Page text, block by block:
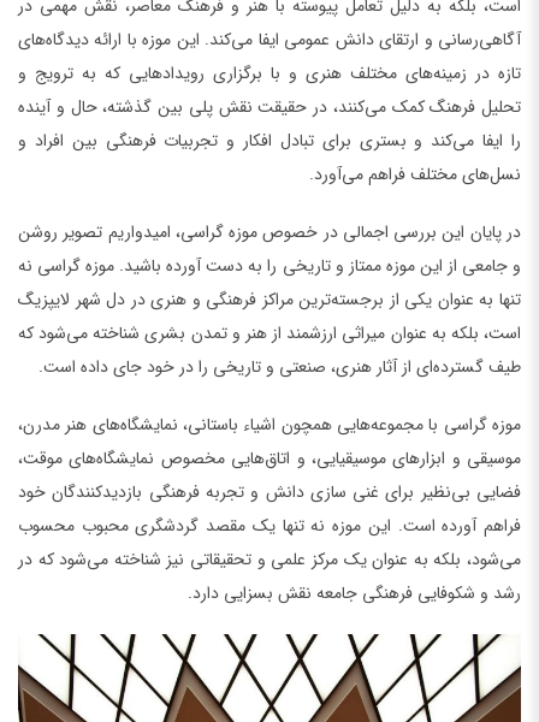
است، بلکه به دلیل تعامل پیوسته با هنر و فرهنگ معاصر، نقش مهمی در
آگاهی‌رسانی و ارتقای دانش عمومی ایفا می‌کند. این موزه با ارائه دیدگاه‌های
تازه در زمینه‌های مختلف هنری و با برگزاری رویدادهایی که به ترویج و
تحلیل فرهنگ کمک می‌کنند، در حقیقت نقش پلی بین گذشته، حال و آینده
را ایفا می‌کند و بستری برای تبادل افکار و تجربیات فرهنگی بین افراد و
نسل‌های مختلف فراهم می‌آورد.
در پایان این بررسی اجمالی در خصوص موزه گراسی، امیدواریم تصویر روشن
و جامعی از این موزه ممتاز و تاریخی را به دست آورده باشید. موزه گراسی نه
تنها به عنوان یکی از برجسته‌ترین مراکز فرهنگی و هنری در دل شهر لایپزیگ
است، بلکه به عنوان میراثی ارزشمند از هنر و تمدن بشری شناخته می‌شود که
طیف گسترده‌ای از آثار هنری، صنعتی و تاریخی را در خود جای داده است.
موزه گراسی با مجموعه‌هایی همچون اشیاء باستانی، نمایشگاه‌های هنر مدرن،
موسیقی و ابزارهای موسیقیایی، و اتاق‌هایی مخصوص نمایشگاه‌های موقت،
فضایی بی‌نظیر برای غنی سازی دانش و تجربه فرهنگی بازدیدکنندگان خود
فراهم آورده است. این موزه نه تنها یک مقصد گردشگری محبوب محسوب
می‌شود، بلکه به عنوان یک مرکز علمی و تحقیقاتی نیز شناخته می‌شود که در
رشد و شکوفایی فرهنگی جامعه نقش بسزایی دارد.